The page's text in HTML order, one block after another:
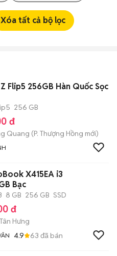
Xóa tất cả bộ lọc
Flip5 256GB Hàn Quốc Sọc
256 GB
đ
Quang (P. Thượng Hồng mới)
X415EA i3
Bạc
8 GB 256 GB SSD
đ
Hưng
4.9 63 đã bán